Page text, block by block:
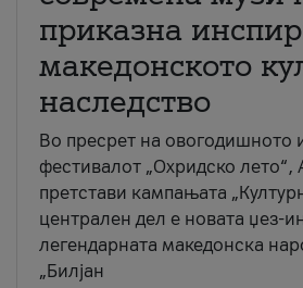
приказна
македонското
наследство
Во пресрет на овогодишното
фестивалот „Охридско лето“,
претстави кампањата
централен дел е новата џез-
легендарната македонска
„Билјан